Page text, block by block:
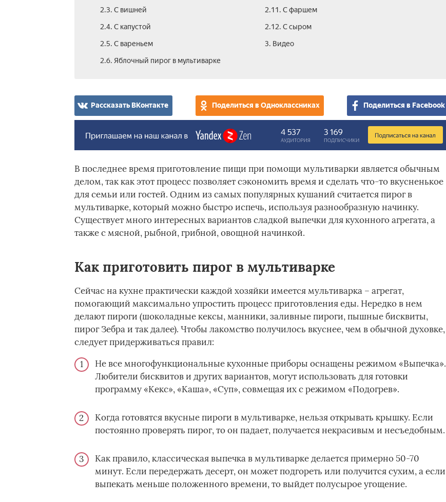
2.3. С вишней
2.4. С капустой
2.5. С вареньем
2.6. Яблочный пирог в мультиварке
2.11. С фаршем
2.12. С сыром
3. Видео
Рассказать ВКонтакте Поделиться в Одноклассниках Поделиться в Facebook
В последнее время приготовление пищи при помощи мультиварки является обычным
делом, так как этот процесс позволяет сэкономить время и сделать что-то вкусненькое
для семьи или гостей. Одним из самых популярных кушаний считается пирог в
мультиварке, который можно быстро испечь, используя разнообразную начинку.
Существует много интересных вариантов сладкой выпечки для кухонного агрегата, а
также с мясной, рыбной, грибной, овощной начинкой.
Как приготовить пирог в мультиварке
Сейчас на кухне практически каждой хозяйки имеется мультиварка – агрегат,
помогающий максимально упростить процесс приготовления еды. Нередко в нем
делают пироги (шоколадные кексы, манники, заливные пироги, пышные бисквиты,
пирог Зебра и так далее). Чтобы лакомство получилось вкуснее, чем в обычной духовке,
следует придерживаться правил:
Не все многофункциональные кухонные приборы оснащены режимом «Выпечка».
Любители бисквитов и других вариантов, могут использовать для готовки
программу «Кекс», «Каша», «Суп», совмещая их с режимом «Подогрев».
Когда готовятся вкусные пироги в мультиварке, нельзя открывать крышку. Если
постоянно проверять пирог, то он падает, получается некрасивым и несъедобным.
Как правило, классическая выпечка в мультиварке делается примерно 50-70
минут. Если передержать десерт, он может подгореть или получится сухим, а если
выпекать меньше положенного времени, то выйдет полусырое угощение.